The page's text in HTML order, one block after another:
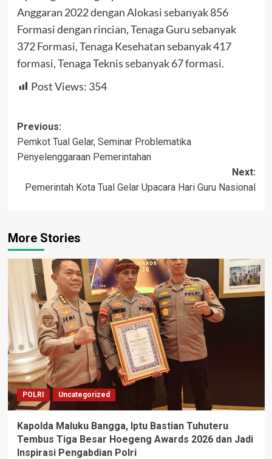
Anggaran 2022 dengan Alokasi sebanyak 856
Formasi dengan rincian, Tenaga Guru sebanyak
372 Formasi, Tenaga Kesehatan sebanyak 417
formasi, Tenaga Teknis sebanyak 67 formasi.
Post Views: 354
Post
navigation
Previous:
Pemkot Tual Gelar, Seminar Problematika
Penyelenggaraan Pemerintahan
Next:
Pemerintah Kota Tual Gelar Upacara Hari Guru Nasional
More Stories
POLRI Uncategorized
Kapolda Maluku Bangga, Iptu Bastian Tuhuteru
Tembus Tiga Besar Hoegeng Awards 2026 dan Jadi
Inspirasi Pengabdian Polri